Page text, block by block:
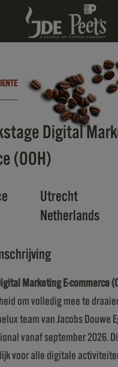
Digital
(OOH)
Utrecht
Netherlands
Marketing E-commerce
om volledig mee te
team van Jacobs Douwe
vanaf september 2026.
voor alle digitale